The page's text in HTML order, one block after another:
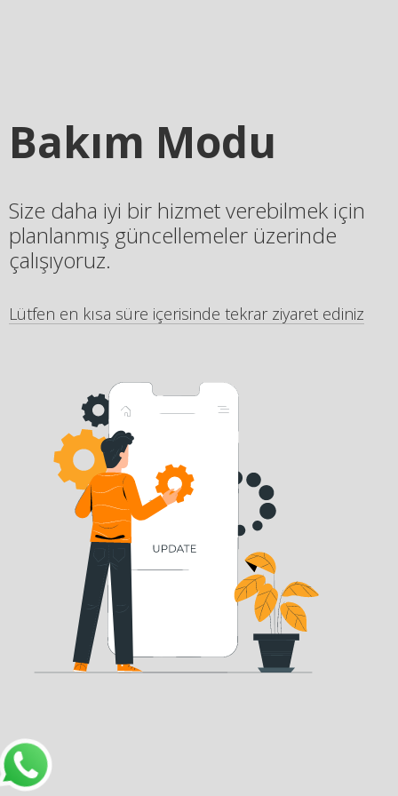
Bakım Modu
Size daha iyi bir hizmet verebilmek için
planlanmış güncellemeler üzerinde
çalışıyoruz.
Lütfen en kısa süre içerisinde tekrar ziyaret ediniz